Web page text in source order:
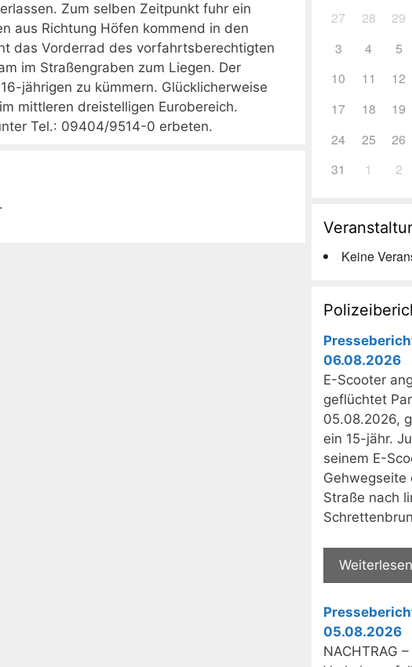
Zum selben Zeitpunkt fuhr ein
aus Richtung Höfen kommend in den
das Vorderrad des vorfahrtsberechtigten
im Straßengraben zum Liegen. Der
jährigen zu kümmern. Glücklicherweise
mittleren dreistelligen Eurobereich.
Tel.: 09404/9514-0 erbeten.
27
28 29
3
4 5
10
11 12
17
18 19
24
25 26
31
1 2
Keine
06.08.2026
E-Scooter
geflüchtet
05.08.2026,
ein 15-jähr.
seinem E-
Gehwegseite
Straße nach
Weiterlesen
05.08.2026
NACHTRAG